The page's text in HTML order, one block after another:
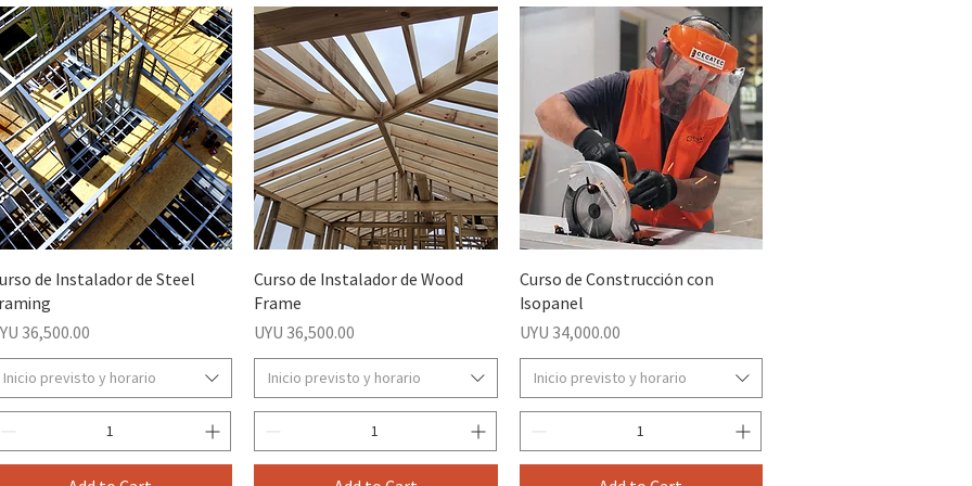
de Instalador de Steel
36,500.00
Inicio previsto y horario
Curso de Instalador de Wood
Frame
Price
UYU 36,500.00
Inicio previsto y horario
Curso de Construcción con
Isopanel
Price
UYU 34,000.00
Inicio previsto y horario